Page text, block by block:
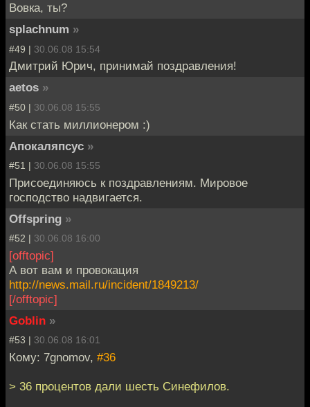
Вовка, ты?
splachnum »
#49 | 30.06.08 15:54
Дмитрий Юрич, принимай поздравления!
aetos »
#50 | 30.06.08 15:55
Как стать миллионером :)
Апокаляпсус »
#51 | 30.06.08 15:55
Присоединяюсь к поздравлениям. Мировое
господство надвигается.
Offspring »
#52 | 30.06.08 16:00
[offtopic]
А вот вам и провокация
http://news.mail.ru/incident/1849213/
[/offtopic]
Goblin »
#53 | 30.06.08 16:01
Кому: 7gnomov, #36
> 36 процентов дали шесть Синефилов.